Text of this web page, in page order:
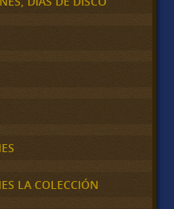
LA COLECCIÓN